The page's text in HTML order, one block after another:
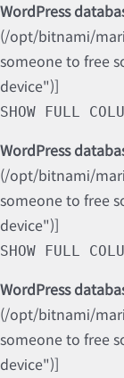
WordPress
(/opt/bitnami/
someone to free
device")]
SHOW FULL
WordPress
(/opt/bitnami/
someone to free
device")]
SHOW FULL
WordPress
(/opt/bitnami/
someone to free
device")]